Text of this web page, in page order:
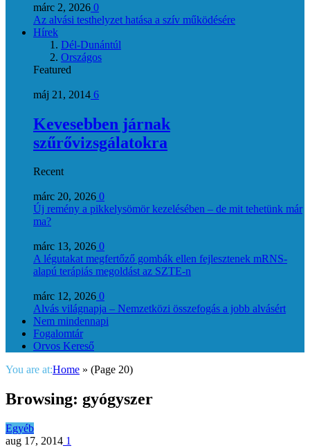
márc 2, 2026 0
Az alvási testhelyzet hatása a szív működésére
Hírek
Dél-Dunántúl
Országos
Featured
máj 21, 2014 6
Kevesebben járnak
szűrővizsgálatokra
Recent
márc 20, 2026 0
Új remény a pikkelysömör kezelésében – de mit tehetünk már
ma?
márc 13, 2026 0
A légutakat megfertőző gombák ellen fejlesztenek mRNS-
alapú terápiás megoldást az SZTE-n
márc 12, 2026 0
Alvás világnapja – Nemzetközi összefogás a jobb alvásért
Nem mindennapi
Fogalomtár
Orvos Kereső
You are at:Home » (Page 20)
Browsing: gyógyszer
Egyéb
aug 17, 2014 1